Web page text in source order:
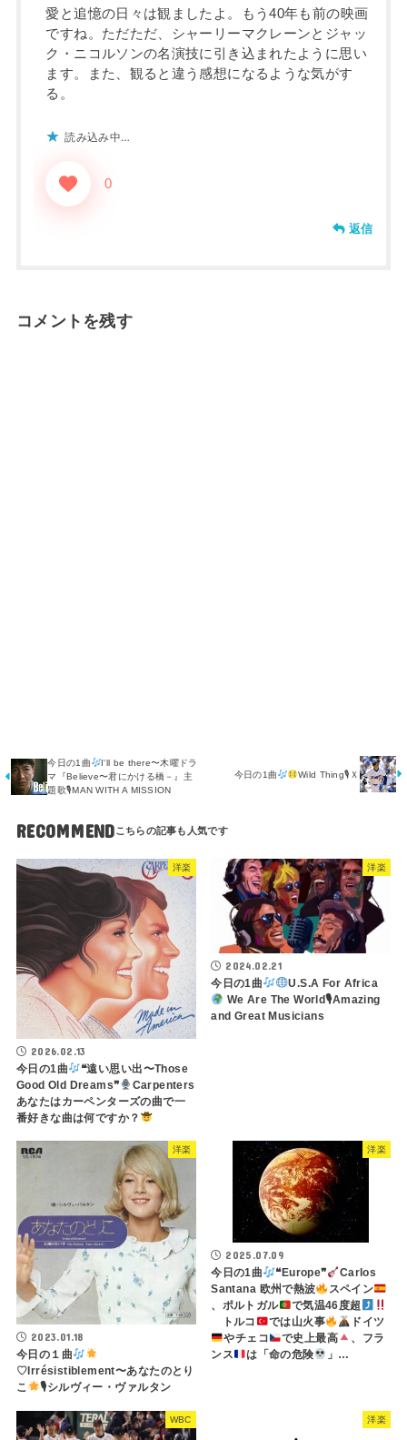
愛と追憶の日々は観ましたよ。もう40年も前の映画
ですね。ただただ、シャーリーマクレーンとジャッ
ク・ニコルソンの名演技に引き込まれたように思い
ます。また、観ると違う感想になるような気がす
る。
読み込み中…
0
返信
コメントを残す
今日の1曲
I'll be there〜木曜ドラ
マ『Believe〜君にかける橋－』主
題歌🎙MAN WITH A MISSION
今日の1曲 Wild Thing🎙Ｘ
RECOMMEND
洋楽
2026.02.13
今日の1曲
❝遠い思い出〜Those
Good Old Dreams❞
Carpenters
あなたはカーペンターズの曲で一
番好きな曲は何ですか？
洋楽
2024.02.21
今日の1曲
U.S.A For Africa
We Are The World🎙Amazing
and Great Musicians
洋楽
2023.01.18
今日の１曲
♡Irrésistiblement〜あなたのとり
こ
🎙シルヴィー・ヴァルタン
洋楽
2025.07.09
今日の1曲 ❝Europe❞
Carlos
Santana 欧州で熱波
スペイン
、ポルトガル
で気温46度超
トルコ
では山火事
ドイツ
やチェコ
で史上最高
、フラ
ンス
は「命の危険 」…
WBC 洋楽